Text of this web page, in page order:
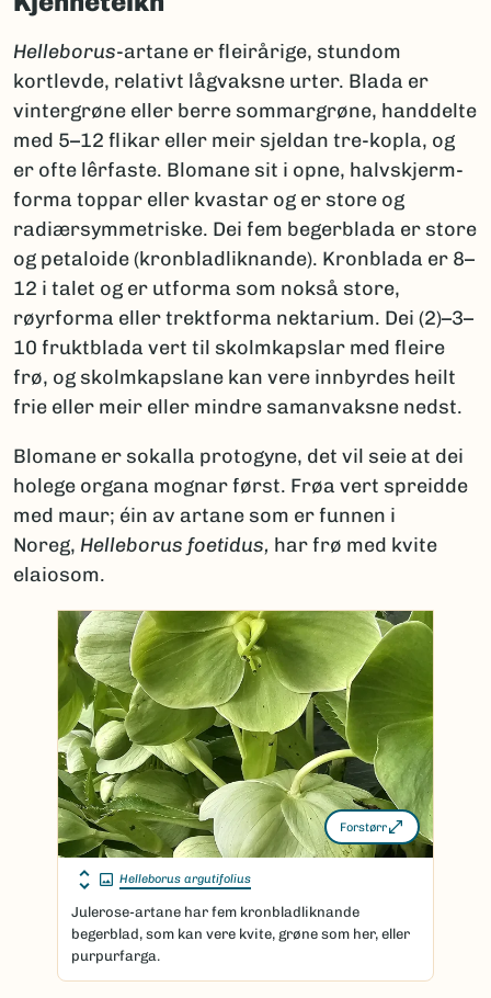
Helleborus-artane er fleirårige, stundom
kortlevde, relativt lågvaksne urter. Blada er
vintergrøne eller berre sommargrøne, handdelte
med 5–12 flikar eller meir sjeldan tre-kopla, og
er ofte lêrfaste. Blomane sit i opne, halvskjerm-
forma toppar eller kvastar og er store og
radiærsymmetriske. Dei fem begerblada er store
og petaloide (kronbladliknande). Kronblada er 8–
12 i talet og er utforma som nokså store,
røyrforma eller trektforma nektarium. Dei (2)–3–
10 fruktblada vert til skolmkapslar med fleire
frø, og skolmkapslane kan vere innbyrdes heilt
frie eller meir eller mindre samanvaksne nedst.
Blomane er sokalla protogyne, det vil seie at dei
holege organa mognar først. Frøa vert spreidde
med maur; éin av artane som er funnen i
Noreg, Helleborus foetidus, har frø med kvite
elaiosom.
Forstørr
Helleborus argutifolius
Julerose-artane har fem kronbladliknande
begerblad, som kan vere kvite, grøne som her, eller
purpurfarga.